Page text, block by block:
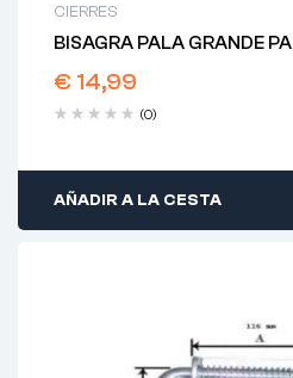
CIERRES
BISAGRA PALA GRANDE
€ 14,99
(0)
AÑADIR A LA CESTA